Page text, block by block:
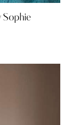
Sophie